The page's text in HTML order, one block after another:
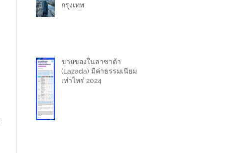
กรุงเทพ
ขายของในลาซาด้า
(Lazada) มีค่าธรรมเนียม
เท่าไหร่ 2024